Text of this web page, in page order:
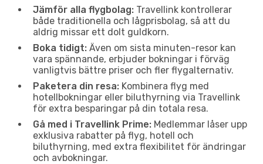
Jämför alla flygbolag: Travellink kontrollerar
både traditionella och lågprisbolag, så att du
aldrig missar ett dolt guldkorn.
Boka tidigt: Även om sista minuten-resor kan
vara spännande, erbjuder bokningar i förväg
vanligtvis bättre priser och fler flygalternativ.
Paketera din resa: Kombinera flyg med
hotellbokningar eller biluthyrning via Travellink
för extra besparingar på din totala resa.
Gå med i Travellink Prime: Medlemmar låser upp
exklusiva rabatter på flyg, hotell och
biluthyrning, med extra flexibilitet för ändringar
och avbokningar.